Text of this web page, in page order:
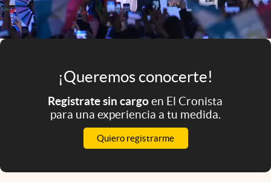
abre en nueva pestaña
Argentina
¡Queremos conocerte!
Registrate sin cargoen El Cronista
para una experiencia a tu medida.
Quiero registrarme